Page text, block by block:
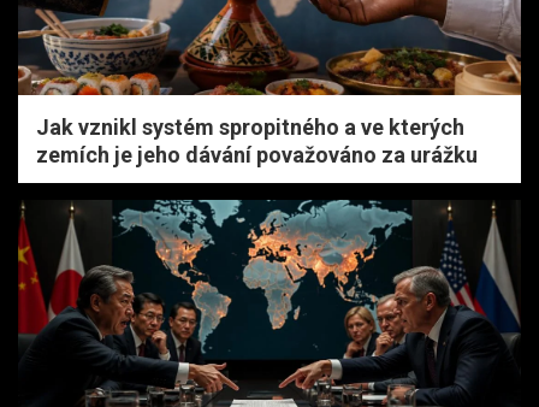
Jak vznikl systém spropitného a ve kterých
zemích je jeho dávání považováno za urážku